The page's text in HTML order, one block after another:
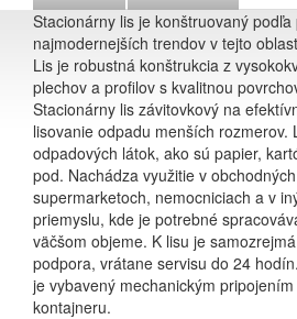
Stacionárny lis je konštruovaný podľa
najmodernejších trendov v tejto
Lis je robustná konštrukcia z
plechov a profilov s kvalitnou
Stacionárny lis závitovkový na
lisovanie odpadu menších rozmerov.
odpadových látok, ako sú papier,
pod. Nachádza využitie v
supermarketoch, nemocniciach a v
priemyslu, kde je potrebné
väčšom objeme. K lisu je
podpora, vrátane servisu do 24
je vybavený mechanickým
kontajneru.